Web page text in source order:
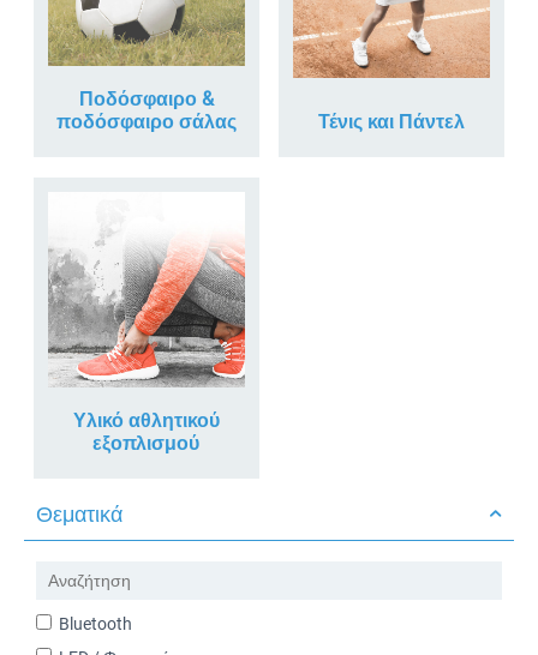
Ποδόσφαιρο &
ποδόσφαιρο σάλας
Τένις και Πάντελ
Υλικό αθλητικού
εξοπλισμού
Θεματικά
Bluetooth